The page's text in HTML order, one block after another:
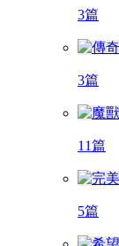
3篇
3篇
11篇
5篇